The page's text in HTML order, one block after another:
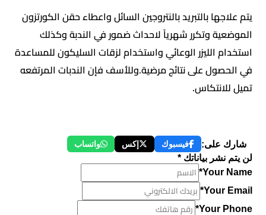
يتم علاجها بالتبريد بالنتروجين السائل واعطاء حقن الكورتزون
الموضعية وتكرر شهرياً لاحداث ضمور في الندبة وكذلك
استخدام الليزر الوعائي واستخدام لزقات السليكون للمساعدة
في الحصول على نتائج مرضية.وللأسف فإن الندبات المرتفعه
تميل للانتكاس.
شارك على: فيسبوك إكس واتساب
لن يتم نشر بياناتك *
Your Name*
Your Email*
Your Phone*